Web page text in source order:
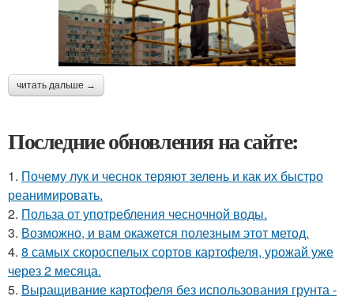
читать дальше →
Последние обновления на сайте:
1. Почему лук и чеснок теряют зелень и как их быстро
реанимировать.
2. Польза от употребления чесночной воды.
3. Возможно, и вам окажется полезным этот метод.
4. 8 самых скороспелых сортов картофеля, урожай уже
через 2 месяца.
5. Выращивание картофеля без использования грунта -